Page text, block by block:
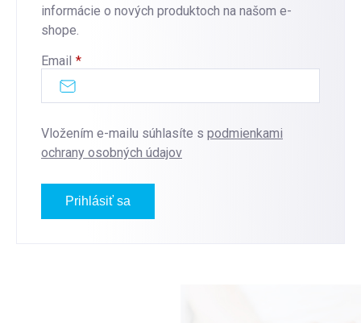
informácie o nových produktoch na našom e-
shope.
Email
Vložením e-mailu súhlasíte s podmienkami
ochrany osobných údajov
Prihlásiť sa